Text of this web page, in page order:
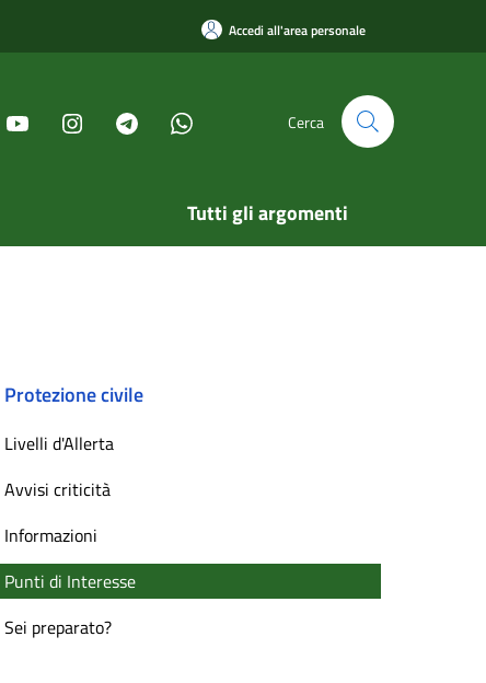
Accedi all'area personale
Cerca
Tutti gli argomenti
Protezione civile
Livelli d'Allerta
Avvisi criticità
Informazioni
Punti di Interesse
Sei preparato?